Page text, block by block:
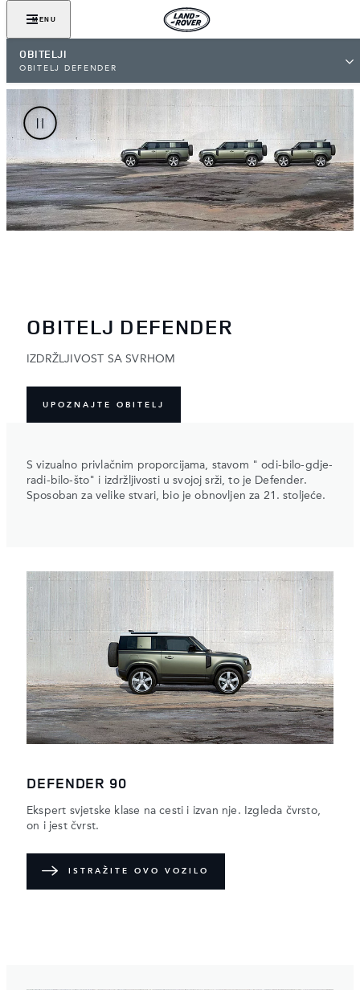
MENU
OBITELJI
OBITELJ DEFENDER
OBITELJ DEFENDER
IZDRŽLJIVOST SA SVRHOM
UPOZNAJTE OBITELJ
S vizualno privlačnim proporcijama, stavom " odi-bilo-gdje-
radi-bilo-što" i izdržljivosti u svojoj srži, to je Defender.
Sposoban za velike stvari, bio je obnovljen za 21. stoljeće.
DEFENDER 90
Ekspert svjetske klase na cesti i izvan nje. Izgleda čvrsto,
on i jest čvrst.
ISTRAŽITE OVO VOZILO